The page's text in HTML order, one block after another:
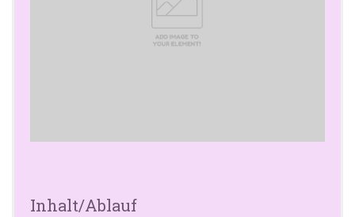
Inhalt/Ablauf